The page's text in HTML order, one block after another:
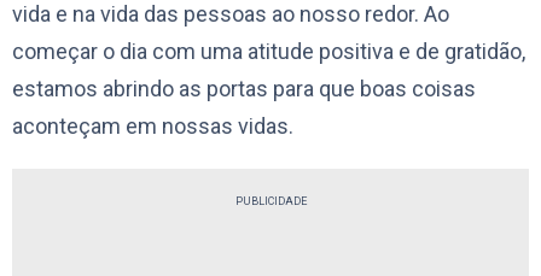
vida e na vida das pessoas ao nosso redor. Ao
começar o dia com uma atitude positiva e de gratidão,
estamos abrindo as portas para que boas coisas
aconteçam em nossas vidas.
PUBLICIDADE